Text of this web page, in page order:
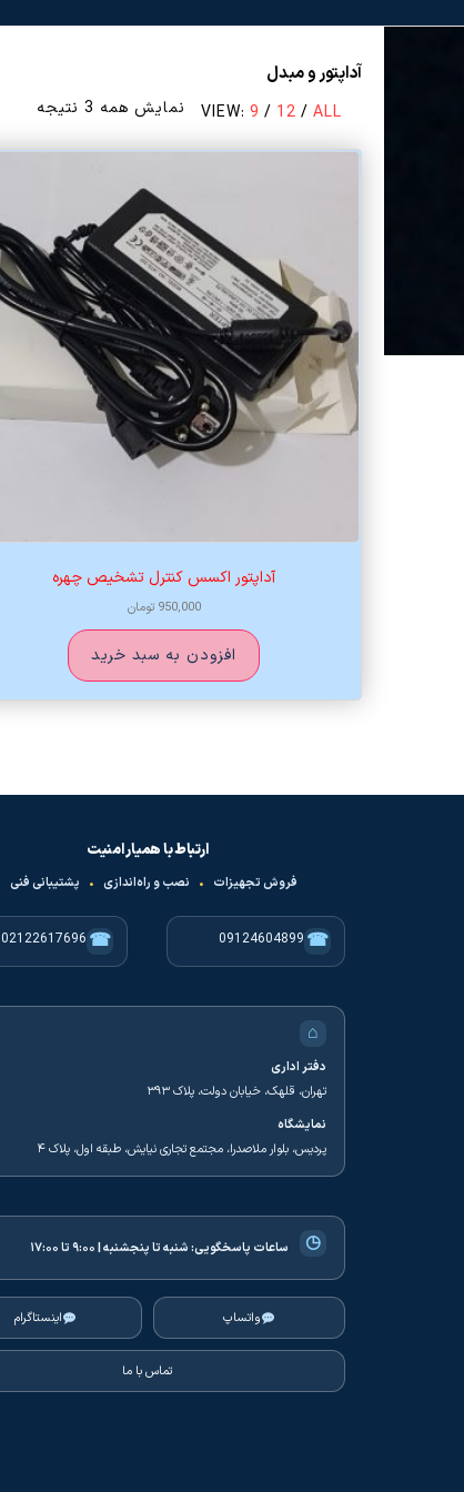
آداپتور و مبدل
VIEW: 9 / 12 / ALL نمایش همه 3 نتیجه
به
کم
آداپتور اکسس کنترل تشخیص چهره
950,000 تومان
افزودن به سبد خرید
ارتباط با همیار امنیت
فروش تجهیزات • نصب و راه‌اندازی • پشتیبانی فنی
☎
09124604899
☎
02122617696
⌂
دفتر اداری
تهران، قلهک، خیابان دولت، پلاک ۳۹۳
نمایشگاه
پردیس، بلوار ملاصدرا، مجتمع تجاری نیایش، طبقه اول، پلاک ۴
◷ ساعات پاسخگویی:شنبه تا پنجشنبه | ۹:۰۰ تا ۱۷:۰۰
واتساپ اینستاگرام
تماس با ما